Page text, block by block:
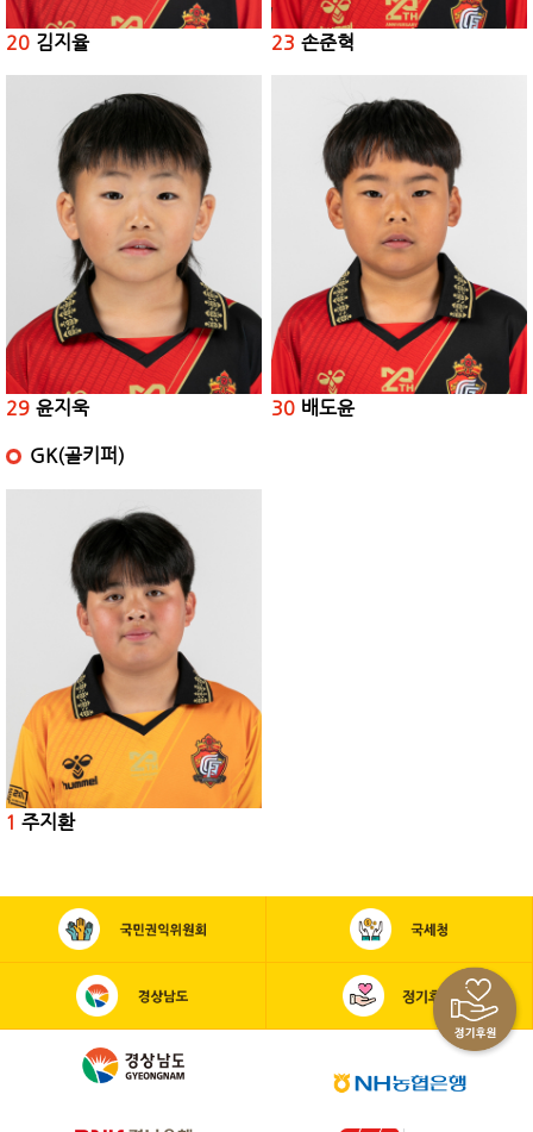
20 김지율 23 손준혁
29 윤지욱 30 배도윤
GK(골키퍼)
1 주지환